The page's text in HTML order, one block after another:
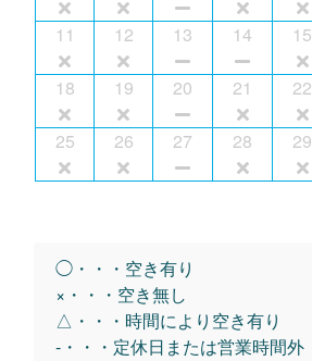
11 12 13 14 15
18 19 20 21 22
25 26 27 28 29
◯・・・空き有り
×・・・空き無し
△・・・時間により空き有り
-・・・定休日または営業時間外